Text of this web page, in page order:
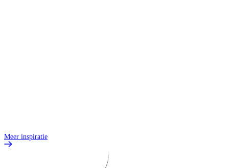
Meer inspiratie